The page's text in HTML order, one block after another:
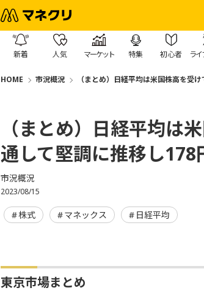
新着 人気 マーケット 特集 初心者 ラ
HOME 市況概況 （まとめ）日経平均は米国株高を受
（まとめ）日経平均
通して堅調に推移し178
市況概況
2023/08/15
株式 マネックス 日経平均
東京市場まとめ